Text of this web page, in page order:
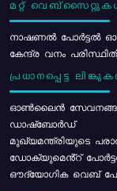
മറ്റ്
നാഷണൽ പോർട്ടൽ
കേന്ദ്ര വനം
പ്രധാനപ്പെട്ട
ഓൺലൈൻ
ഡാഷ്ബോർഡ്
മുഖ്യമന്ത്രിയുടെ
ഡോക്യുമെൻ്റ്
ഔദ്യോഗിക വെബ്